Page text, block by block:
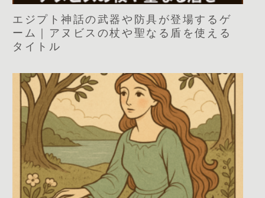
エジプト神話の武器や防具が登場するゲ
ーム｜アヌビスの杖や聖なる盾を使える
タイトル